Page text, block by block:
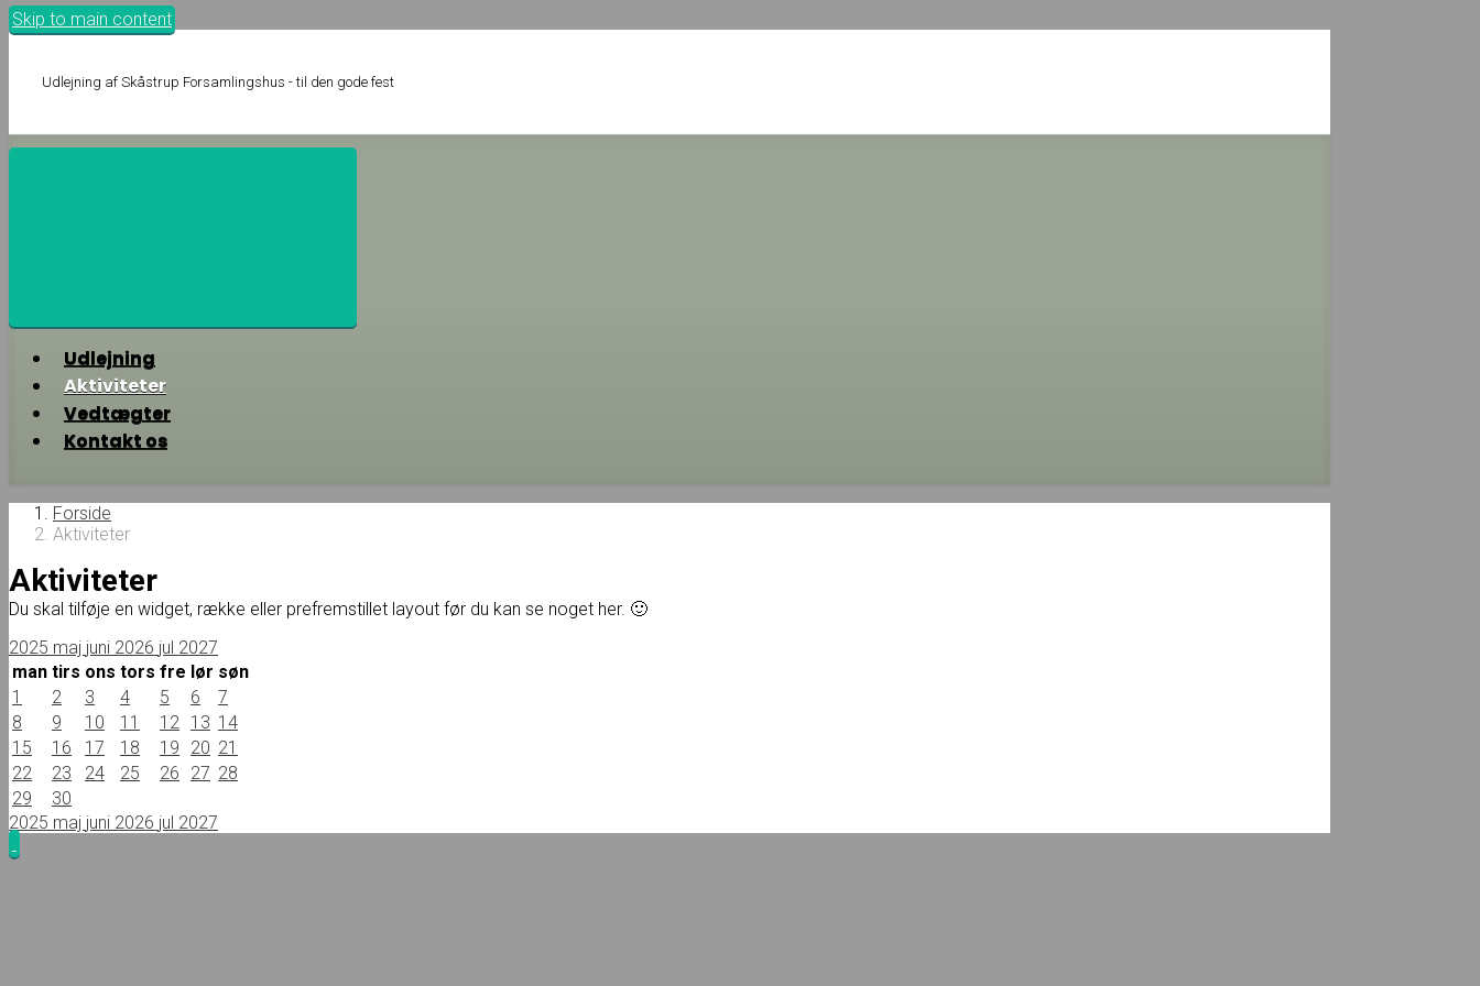
Skip to main content
Udlejning af Skåstrup Forsamlingshus - til den gode fest
Udlejning
Aktiviteter
Vedtægter
Kontakt os
Forside
Aktiviteter
Aktiviteter
Du skal tilføje en widget, række eller prefremstillet layout før du kan se noget her. 🙂
2025 maj juni 2026 jul 2027
man tirs ons tors fre lør søn
1
2 3 4 5 6
7
8
9 10 11 12 13 14
15
16 17 18 19 20 21
22
23 24 25 26 27 28
29
30
2025 maj juni 2026 jul 2027